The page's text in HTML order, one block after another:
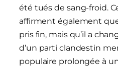
été tués de sang-froid.
affirment également
pris fin, mais qu’il a
d’un parti clandestin
populaire prolongée à